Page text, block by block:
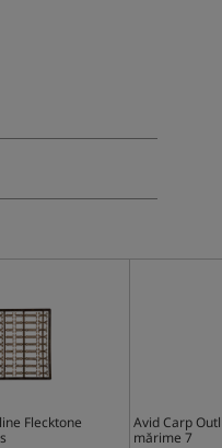
Flecktone
Avid Carp
mărime 7